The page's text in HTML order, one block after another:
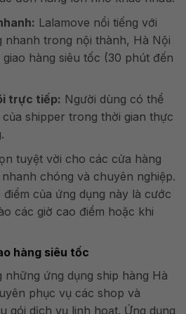
Lalamove nổi tiếng với
nhanh trong nội thành, Hà Nội
hàng siêu tốc (30 phút đến
trực tiếp: Người dùng có thể
shipper trong thời gian thực
tuyệt vời cho các cửa hàng
chóng và chuyên nghiệp.
của ứng dụng này là cước
các giờ cao điểm hoặc khi
hàng siêu tốc
ứng dụng ship hàng Hà
phục vụ các shop và
gói dịch vụ linh hoạt. Ứng dụng